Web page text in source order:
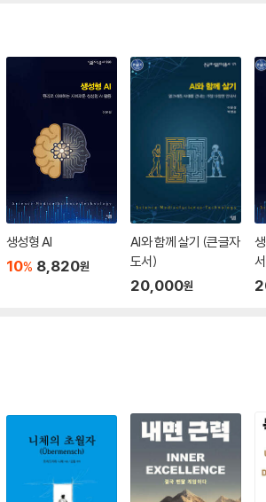
생성형 AI
10% 8,820원
AI와 함께 살기 (큰글자
도서)
20,000원